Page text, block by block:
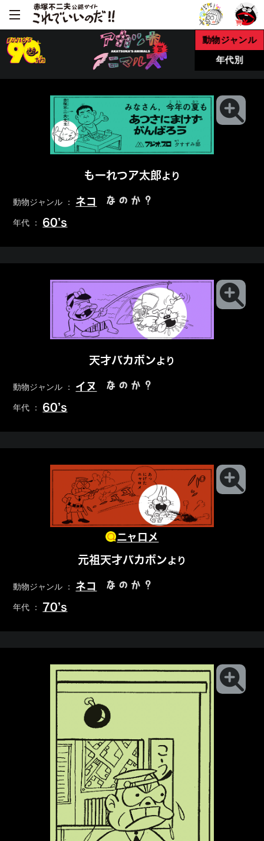
動物ジャンル
年代別
もーれつア太郎より
動物ジャンル ： ネコ なのか？
年代 ： 60’s
天才バカボンより
動物ジャンル ： イヌ なのか？
年代 ： 60’s
ニャロメ
元祖天才バカボンより
動物ジャンル ： ネコ なのか？
年代 ： 70’s